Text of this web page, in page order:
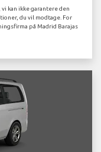
kan ikke garantere den
du vil modtage. For
på Madrid Barajas